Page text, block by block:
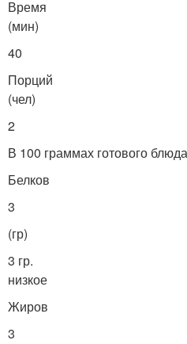
Время
(мин)
40
Порций
(чел)
2
В 100 граммах готового
Белков
3
(гр)
3 гр.
низкое
Жиров
3